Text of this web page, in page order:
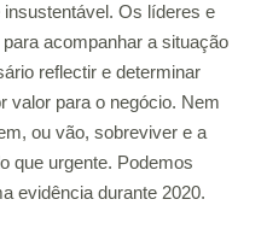
Os líderes e
acompanhar a situação
reflectir e determinar
valor para o negócio. Nem
ou vão, sobreviver e a
que urgente. Podemos
evidência durante 2020.